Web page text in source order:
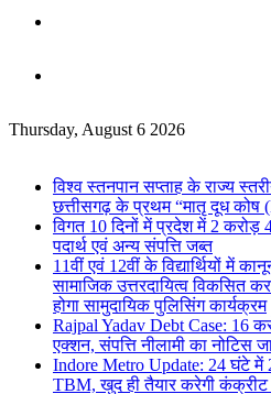
for
Thursday, August 6 2026
विश्व स्तनपान सप्ताह के राज्य
छत्तीसगढ़ के प्रथम “मातृ दूध कोष
विगत 10 दिनों में प्रदेश में 2
पदार्थ एवं अन्य संपत्ति जब्त
11वीं एवं 12वीं के विद्यार्थियों में
सामाजिक उत्तरदायित्व विकसित
होगा सामुदायिक पुलिसिंग कार्यक्रम
Rajpal Yadav Debt Case: 16
एक्शन, संपत्ति नीलामी का नोटिस
Indore Metro Update: 24 घंटे में
TBM, खुद ही तैयार करेगी कंक्रीट